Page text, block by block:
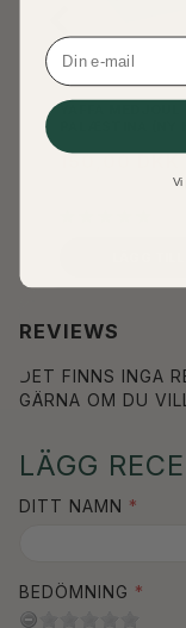
PALÆSTINA
150,00 DKK
LÄGG
REVIEWS
DET FINNS INGA
GÄRNA OM DU
LÄGG
DITT NAMN
BEDÖMNING
Email
Vi